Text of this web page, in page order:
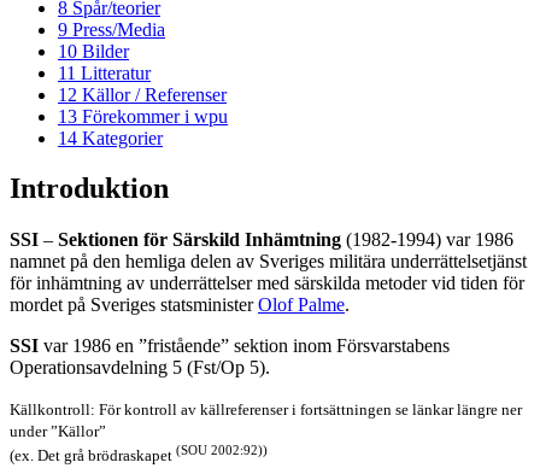
8 Spår/teorier
9 Press/Media
10 Bilder
11 Litteratur
12 Källor / Referenser
13 Förekommer i wpu
14 Kategorier
Introduktion
SSI – Sektionen för Särskild Inhämtning (1982-1994) var 1986
namnet på den hemliga delen av Sveriges militära underrättelsetjänst
för inhämtning av underrättelser med särskilda metoder vid tiden för
mordet på Sveriges statsministerOlof Palme.
SSI var 1986 en ”fristående” sektion inom Försvarstabens
Operationsavdelning 5 (Fst/Op 5).
Källkontroll: För kontroll av källreferenser i fortsättningen se länkar längre ner
under ”Källor”
(ex. Det grå brödraskapet (SOU 2002:92))